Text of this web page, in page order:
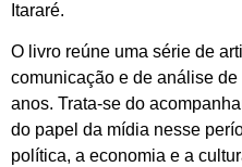
Itararé.
O livro reúne uma série de
comunicação e de análise
anos. Trata-se do
do papel da mídia nesse
política, a economia e a